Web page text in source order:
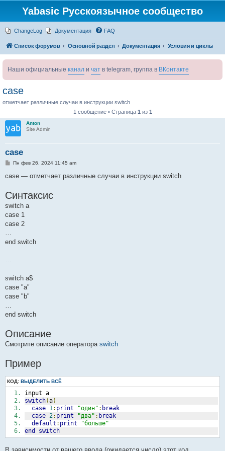
Yabasic Русскоязычное сообщество
ChangeLog Документация FAQ
Список форумов Основной раздел Документация Условия и циклы
Наши официальные канал и чат в telegram, группа в ВКонтакте
case
отметчает различные случаи в инструкции switch
1 сообщение • Страница 1 из 1
Anton
Site Admin
case
С
о
е
н
и
Пн фев 26, 2024 11:45 am
case — отметчает различные случаи в инструкции switch
Синтаксис
switch a
case 1
case 2
end switch
switch a$
case "a"
case "b"
end switch
Описание
Смотрите описание оператора switch
Пример
КОД: ВЫДЕЛИТЬ ВСЁ
input a
switch(a)
case 1 : print "один" : break
case 2: print "два" : break
default : print
"больше"
end
switch